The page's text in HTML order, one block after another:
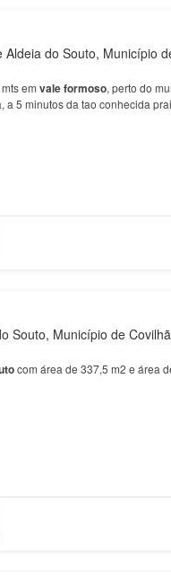
Aldeia do Souto, Município
em valeformoso, perto do
a 5 minutos da tao conhecida
Souto, Município de
com área de 337,5 m2 e área